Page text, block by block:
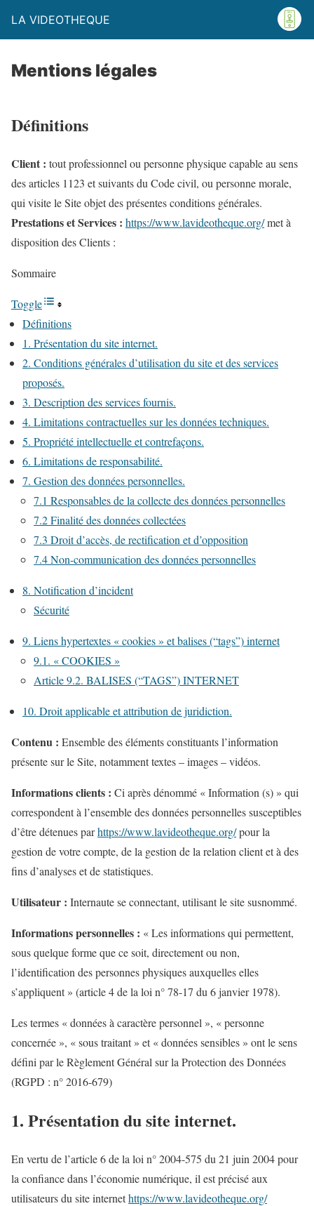
LA VIDEOTHEQUE
Mentions légales
Définitions
Client : tout professionnel ou personne physique capable au sens
des articles 1123 et suivants du Code civil, ou personne morale,
qui visite le Site objet des présentes conditions générales.
Prestations et Services : https://www.lavideotheque.org/met à
disposition des Clients :
Sommaire
Toggle
Définitions
1. Présentation du site internet.
2. Conditions générales d’utilisation du site et des services
proposés.
3. Description des services fournis.
4. Limitations contractuelles sur les données techniques.
5. Propriété intellectuelle et contrefaçons.
6. Limitations de responsabilité.
7. Gestion des données personnelles.
7.1 Responsables de la collecte des données personnelles
7.2 Finalité des données collectées
7.3 Droit d’accès, de rectification et d’opposition
7.4 Non-communication des données personnelles
8. Notification d’incident
Sécurité
9. Liens hypertextes « cookies » et balises (“tags”) internet
9.1. « COOKIES »
Article 9.2. BALISES (“TAGS”) INTERNET
10. Droit applicable et attribution de juridiction.
Contenu : Ensemble des éléments constituants l’information
présente sur le Site, notamment textes – images – vidéos.
Informations clients : Ci après dénommé « Information (s) » qui
correspondent à l’ensemble des données personnelles susceptibles
d’être détenues parhttps://www.lavideotheque.org/pour la
gestion de votre compte, de la gestion de la relation client et à des
fins d’analyses et de statistiques.
Utilisateur : Internaute se connectant, utilisant le site susnommé.
Informations personnelles : « Les informations qui permettent,
sous quelque forme que ce soit, directement ou non,
l’identification des personnes physiques auxquelles elles
s’appliquent » (article 4 de la loi n° 78-17 du 6 janvier 1978).
Les termes « données à caractère personnel », « personne
concernée », « sous traitant » et « données sensibles » ont le sens
défini par le Règlement Général sur la Protection des Données
(RGPD : n° 2016-679)
1. Présentation du site internet.
En vertu de l’article 6 de la loi n° 2004-575 du 21 juin 2004 pour
la confiance dans l’économie numérique, il est précisé aux
utilisateurs du site internethttps://www.lavideotheque.org/